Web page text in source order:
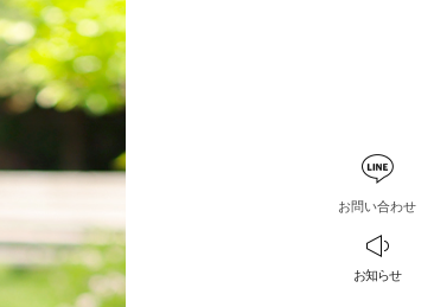
お問い合わせ
お知らせ